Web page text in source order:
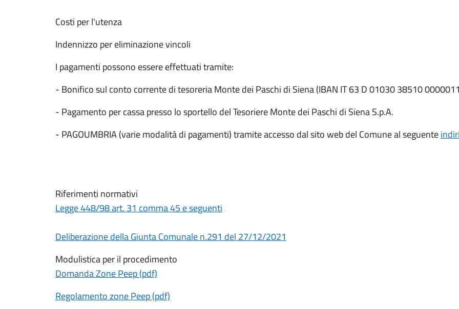
Costi per l'utenza
Indennizzo per eliminazione vincoli
I pagamenti possono essere effettuati tramite:
- Bonifico sul conto corrente di tesoreria Monte dei Paschi di Siena (IBAN IT 63 D 01030 38510
- Pagamento per cassa presso lo sportello del Tesoriere Monte dei Paschi di Siena S.p.A.
- PAGOUMBRIA (varie modalità di pagamenti) tramite accesso dal sito web del Comune al seguente
Riferimenti normativi
Legge 448/98 art. 31 comma 45 e seguenti
Deliberazione della Giunta Comunale n.291 del 27/12/2021
Modulistica per il procedimento
Domanda Zone Peep (pdf)
Regolamento zone Peep (pdf)